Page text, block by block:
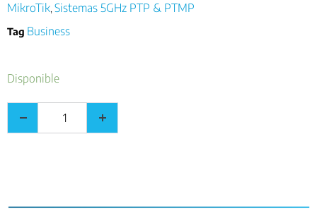
MikroTik Sistemas 5GHz PTP & PTMP
Tag Business
Disponible